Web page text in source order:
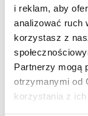
i reklam, aby
analizować ruch
korzystasz z
Partnerzy mogą
otrzymanymi od
korzystania z ich